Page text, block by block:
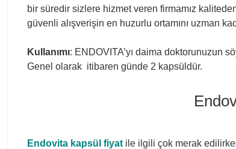
bir süredir sizlere hizmet veren firmamız
güvenli alışverişin en huzurlu ortamını uzman
Kullanımı: ENDOVITA’yı daima doktorunuzun
Genel olarak itibaren günde 2 kapsüldür.
Endovita kapsül fiyat ile ilgili çok merak